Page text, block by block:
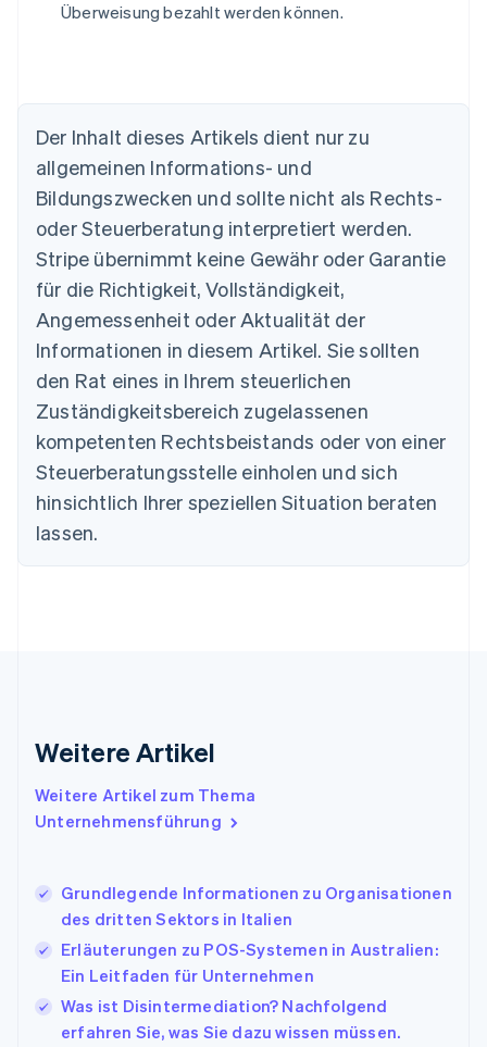
Überweisung bezahlt werden können.
Der Inhalt dieses Artikels dient nur zu
allgemeinen Informations- und
Bildungszwecken und sollte nicht als Rechts-
oder Steuerberatung interpretiert werden.
Stripe übernimmt keine Gewähr oder Garantie
für die Richtigkeit, Vollständigkeit,
Angemessenheit oder Aktualität der
Informationen in diesem Artikel. Sie sollten
den Rat eines in Ihrem steuerlichen
Zuständigkeitsbereich zugelassenen
kompetenten Rechtsbeistands oder von einer
Steuerberatungsstelle einholen und sich
hinsichtlich Ihrer speziellen Situation beraten
lassen.
Weitere Artikel
Weitere Artikel zum Thema
Unternehmensführung
Grundlegende Informationen zu Organisationen
des dritten Sektors in Italien
Erläuterungen zu POS-Systemen in Australien:
Ein Leitfaden für Unternehmen
Was ist Disintermediation? Nachfolgend
erfahren Sie, was Sie dazu wissen müssen.
Australien
English
Belgien
Nederlands Français DeutschEnglish
Brasilien
PortuguêsEnglish
English
Dänemark
English
Deutschland
Deutsch English
Estland
Festlandchina
简体中文English
Finnland
English
Frankreich
Irland
Italien
Italiano English
EnglishFrançais
Kroatien
EnglishItaliano
Lettland
Liechtenstein
DeutschEnglish